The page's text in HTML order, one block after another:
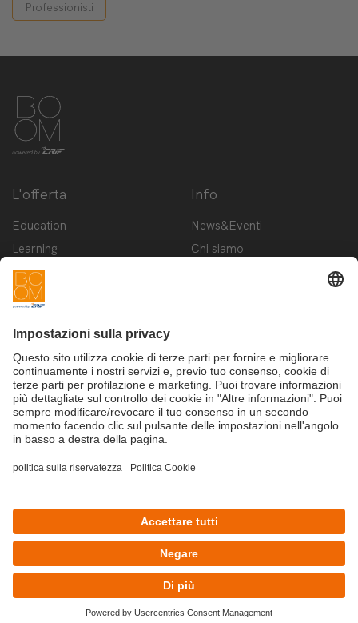
Professionisti
Vedi dettagli Richiedi informazioni gratuitamente
L'offerta
Education
Learning
Innovation
Startup
Info
News&Eventi
Chi siamo
Iscriviti alla newsletter BOOM
This site is protected by reCAPTCHA and the Google
Terms of Serviceapply
©Copyright 2025 - CRIF S.p.A.
CRIF S.p.A.: Via della Beverara, 21 | 40131 Bologna | Italy